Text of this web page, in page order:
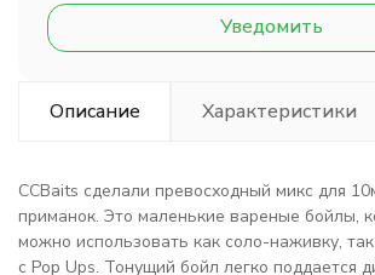
Уведомить
Описание Характеристики
ССBaits сделали превосходный микс для
приманок. Это маленькие вареные бойлы,
можно использовать как соло-наживку,
с Pop Ups. Тонущий бойл легко поддается